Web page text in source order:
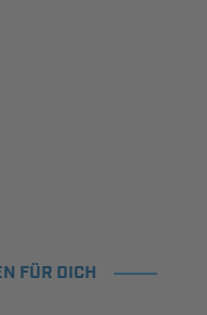
FÜR DICH